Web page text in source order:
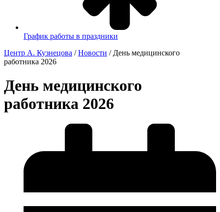
График работы в праздники
Центр А. Кузнецова /Новости / День медицинского
работника 2026
День медицинского
работника 2026